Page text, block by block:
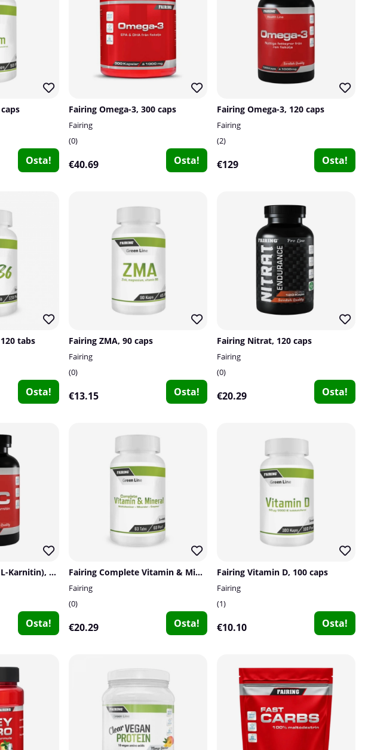
Osta!
Fairing Omega-3, 300 caps
Fairing
0
€40.69 Osta!
Fairing Omega-3, 120 caps
Fairing
2
€129 Osta!
tabs
Osta!
Fairing ZMA, 90 caps
Fairing
0
€13.15 Osta!
Fairing Nitrat, 120 caps
Fairing
0
€20.29 Osta!
Fairing ALC (Acetyl L-Karnitin), 90 caps
Osta!
Fairing Complete Vitamin & Mineral, 60 tabs
Fairing
0
€20.29 Osta!
Fairing Vitamin D, 100 caps
Fairing
1
€10.10 Osta!